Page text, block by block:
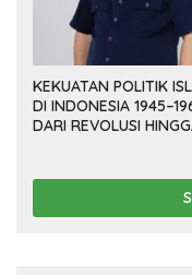
KEKUATAN POLITIK
DI INDONESIA
DARI REVOLUSI